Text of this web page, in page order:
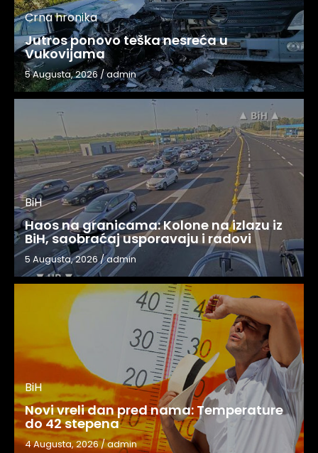
Crna hronika
Jutros ponovo teška nesreća u
Vukovijama
5 Augusta, 2026/admin
BiH
Haos na granicama: Kolone na izlazu iz
BiH, saobraćaj usporavaju i radovi
5 Augusta, 2026/admin
BiH
Novi vreli dan pred nama: Temperature
do 42 stepena
4 Augusta, 2026/admin